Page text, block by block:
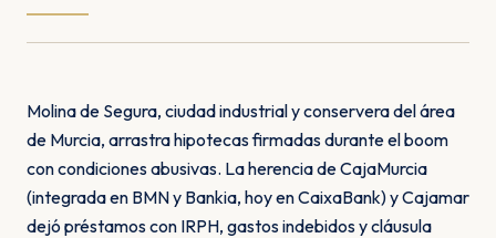
Molina de Segura, ciudad industrial y conservera del área
de Murcia, arrastra hipotecas firmadas durante el boom
con condiciones abusivas. La herencia de CajaMurcia
(integrada en BMN y Bankia, hoy en CaixaBank) y Cajamar
dejó préstamos con IRPH, gastos indebidos y cláusula